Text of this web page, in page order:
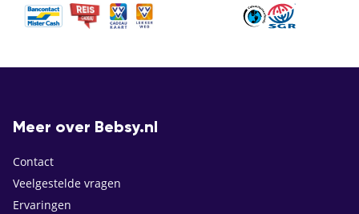
Meer over Bebsy.nl
Contact
Veelgestelde vragen
Ervaringen